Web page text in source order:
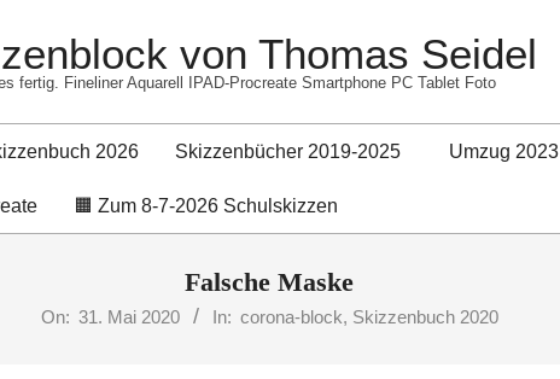
von Thomas Seidel
fertig. Fineliner Aquarell IPAD-Procreate Smartphone PC Tablet Foto
2026 Skizzenbücher 2019-2025 Umzug 2023
🟧 Zum 8-7-2026 Schulskizzen
Falsche Maske
On: 31. Mai 2020 In: corona-block, Skizzenbuch 2020